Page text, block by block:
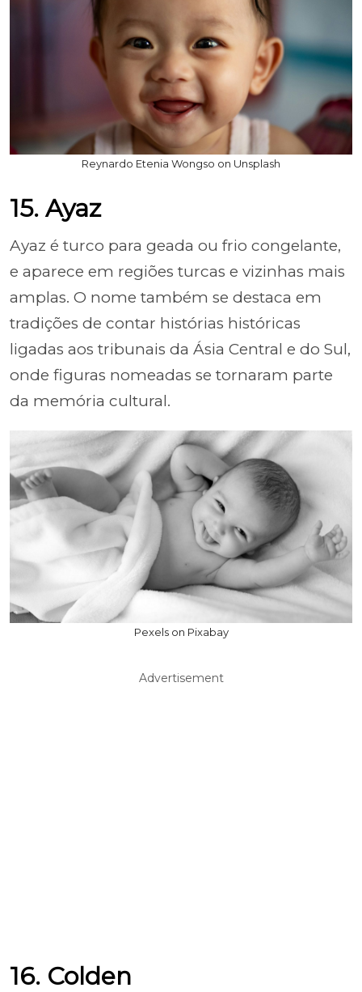
Reynardo Etenia Wongso on Unsplash
15. Ayaz
Ayaz é turco para geada ou frio congelante,
e aparece em regiões turcas e vizinhas mais
amplas. O nome também se destaca em
tradições de contar histórias históricas
ligadas aos tribunais da Ásia Central e do Sul,
onde figuras nomeadas se tornaram parte
da memória cultural.
Pexels on Pixabay
Advertisement
16. Colden